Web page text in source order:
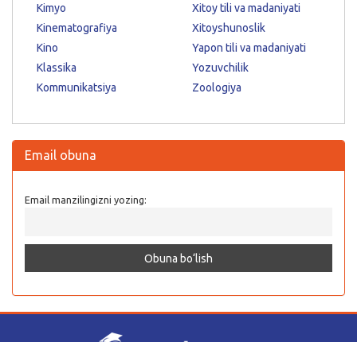
Kimyo
Kinematografiya
Kino
Klassika
Kommunikatsiya
Xitoy tili va madaniyati
Xitoyshunoslik
Yapon tili va madaniyati
Yozuvchilik
Zoologiya
Email obuna
Email manzilingizni yozing: